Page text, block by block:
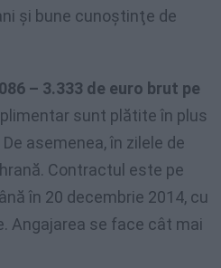
şi bune cunoştinţe de
– 3.333 de euro brut pe
sunt plătite în plus
asemenea, în zilele de
Contractul este pe
în 20 decembrie 2014, cu
Angajarea se face cât mai